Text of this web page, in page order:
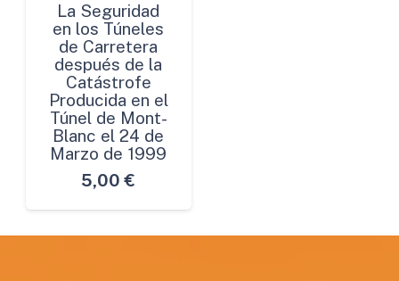
La Seguridad
en los Túneles
de Carretera
después de la
Catástrofe
Producida en el
Túnel de Mont-
Blanc el 24 de
Marzo de 1999
5,00 €